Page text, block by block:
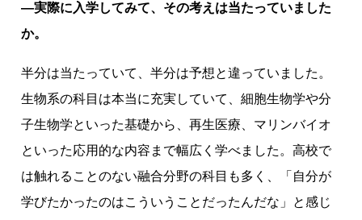
―実際に入学してみて、その考えは当たっていました
か。
半分は当たっていて、半分は予想と違っていました。
生物系の科目は本当に充実していて、細胞生物学や分
子生物学といった基礎から、再生医療、マリンバイオ
といった応用的な内容まで幅広く学べました。高校で
は触れることのない融合分野の科目も多く、「自分が
学びたかったのはこういうことだったんだな」と感じ